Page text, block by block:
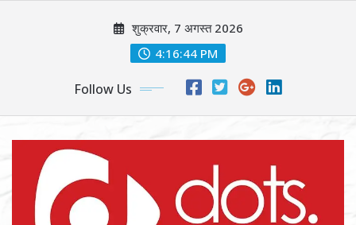
शुक्रवार, 7 अगस्त 2026
4:16:46 PM
Follow Us